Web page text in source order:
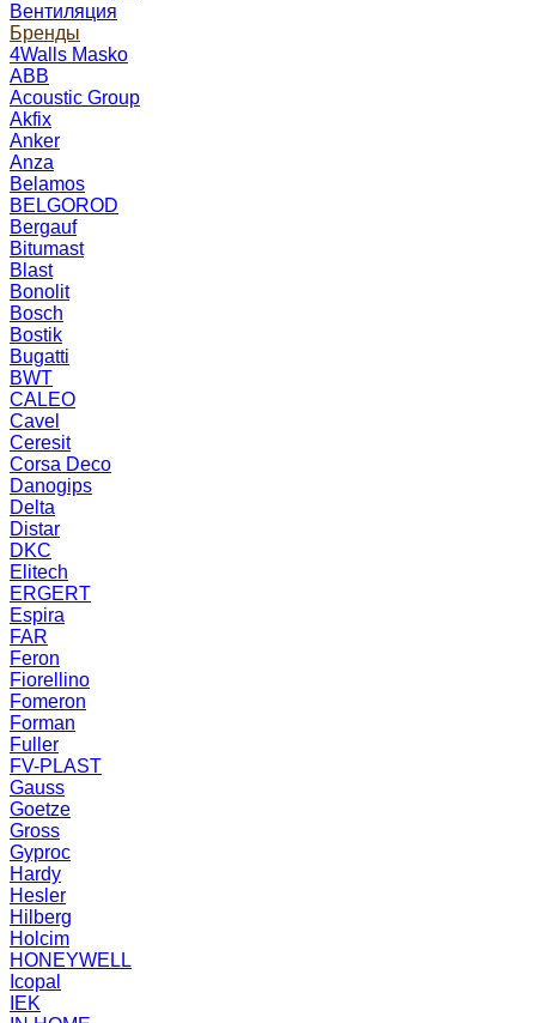
Вентиляция
Бренды
4Walls Masko
ABB
Acoustic Group
Akfix
Anker
Anza
Belamos
BELGOROD
Bergauf
Bitumast
Blast
Bonolit
Bosch
Bostik
Bugatti
BWT
CALEO
Cavel
Ceresit
Corsa Deco
Danogips
Delta
Distar
DKC
Elitech
ERGERT
Espira
FAR
Feron
Fiorellino
Fomeron
Forman
Fuller
FV-PLAST
Gauss
Goetze
Gross
Gyproc
Hardy
Hesler
Hilberg
Holcim
HONEYWELL
Icopal
IEK